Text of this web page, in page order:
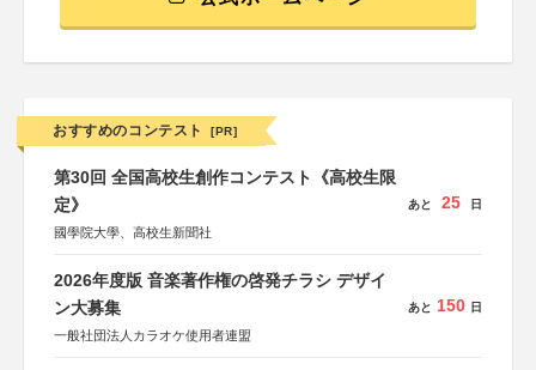
おすすめのコンテスト [PR]
第30回 全国高校生創作コンテスト《高校生限
定》
國學院大學、高校生新聞社
あと 25 日
2026年度版 音楽著作権の啓発チラシ デザイ
ン大募集
一般社団法人カラオケ使用者連盟
あと 150 日